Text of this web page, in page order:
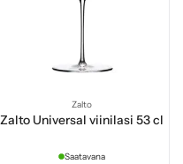
Zalto
Zalto Universal viinilasi 53 cl
Saatavana